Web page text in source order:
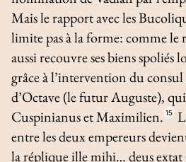
Mais le rapport avec les
limite pas à la forme: comme
aussi recouvre ses biens spoliés
grâce à l’intervention du
d’Octave (le futur Auguste),
Cuspinianus et Maximilien. 15
entre les deux empereurs
la répliqueille mihi… deus extat